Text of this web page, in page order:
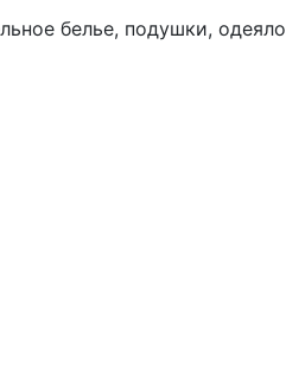
белье, подушки,